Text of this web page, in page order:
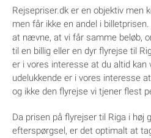
Rejsepriser.dk er en objektiv men
men får ikke en andel i
at nævne, at vi får samme beløb,
til en billig eller en dyr flyrejse til
er i vores interesse at du altid
udelukkende er i vores interesse
og ikke den flyrejse vi tjener flest
Da prisen på flyrejser til Riga i høj
efterspørgsel, er det optimalt at